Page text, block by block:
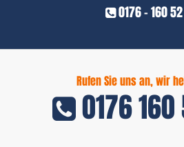
0176 - 160
Rufen Sie uns an, wir
0176